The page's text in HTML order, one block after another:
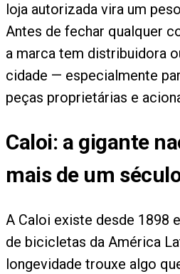
loja autorizada vira um
Antes de fechar qualquer
a marca tem distribuidora
cidade — especialmente
peças proprietárias e
Caloi: a gigante
mais de um
A Caloi existe desde 1898
de bicicletas da América
longevidade trouxe algo